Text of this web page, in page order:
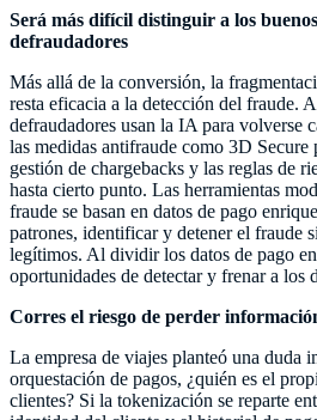
Será más difícil distinguir a los
defraudadores
Más allá de la conversión, la
resta eficacia a la detección del fraude.
defraudadores usan la IA para volverse
las medidas antifraude como 3D Secure
gestión de chargebacks y las reglas de
hasta cierto punto. Las herramientas
fraude se basan en datos de pago
patrones, identificar y detener el fraude
legítimos. Al dividir los datos de pago
oportunidades de detectar y frenar a los
Corres el riesgo de perder
La empresa de viajes planteó una duda
orquestación de pagos, ¿quién es el
clientes? Si la tokenización se reparte